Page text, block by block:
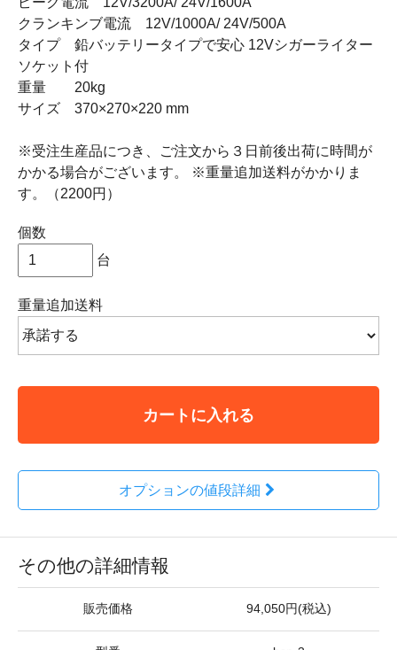
クランキンブ電流 12V/1000A/ 24V/500A
タイプ 鉛バッテリータイプで安心 12Vシガーライター
ソケット付
重量 20kg
サイズ 370×270×220 mm
※受注生産品につき、ご注文から３日前後出荷に時間が
かかる場合がございます。 ※重量追加送料がかかりま
す。（2200円）
個数
台
重量追加送料
カートに入れる
オプションの値段詳細
その他の詳細情報
販売価格 94,050円(税込)